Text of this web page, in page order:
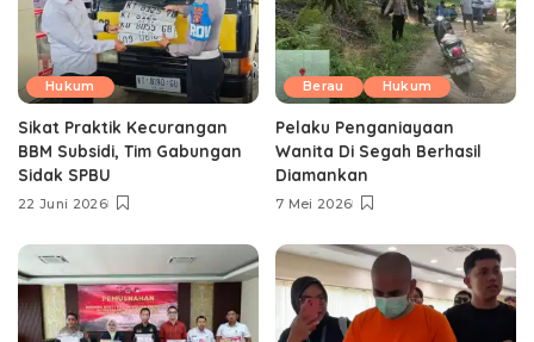
Hukum
Sikat Praktik Kecurangan
BBM Subsidi, Tim Gabungan
Sidak SPBU
22 Juni 2026
Berau Hukum
Pelaku Penganiayaan
Wanita Di Segah Berhasil
Diamankan
7 Mei 2026